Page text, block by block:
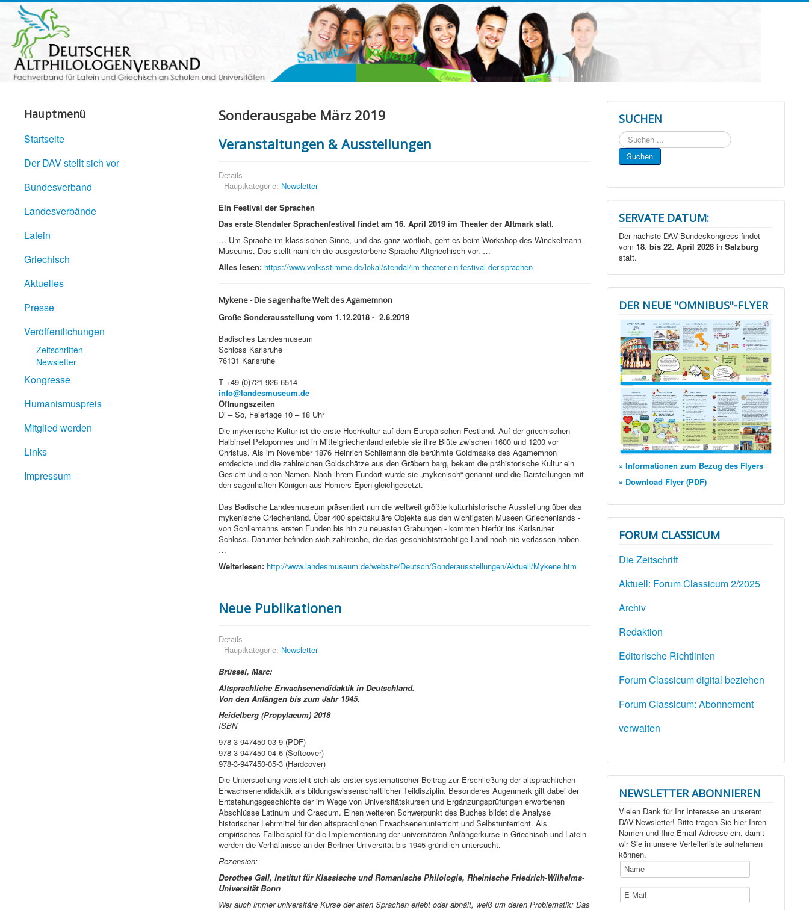
Hauptmenü
Startseite
Der DAV stellt sich vor
Bundesverband
Landesverbände
Latein
Griechisch
Aktuelles
Presse
Veröffentlichungen
Zeitschriften
Newsletter
Kongresse
Humanismuspreis
Mitglied werden
Links
Impressum
Sonderausgabe März 2019
Veranstaltungen & Ausstellungen
Details
Hauptkategorie: Newsletter
Ein Festival der Sprachen
Das erste Stendaler Sprachenfestival findet am 16. April 2019 im Theater der Altmark statt.
… Um Sprache im klassischen Sinne, und das ganz wörtlich, geht es beim Workshop des Winckelmann-
Museums. Das stellt nämlich die ausgestorbene Sprache Altgriechisch vor. …
Alles lesen: https://www.volksstimme.de/lokal/stendal/im-theater-ein-festival-der-sprachen
Mykene -Die sagenhafte Welt des Agamemnon
Große Sonderausstellung vom 1.12.2018 - 2.6.2019
Badisches Landesmuseum
Schloss Karlsruhe
76131 Karlsruhe
T +49 (0)721 926-6514
info@landesmuseum.de
Öffnungszeiten
Di – So, Feiertage 10 – 18 Uhr
Die mykenische Kultur ist die erste Hochkultur auf dem Europäischen Festland. Auf der griechischen
Halbinsel Peloponnes und in Mittelgriechenland erlebte sie ihre Blüte zwischen 1600 und 1200 vor
Christus. Als im November 1876 Heinrich Schliemann die berühmte Goldmaske des Agamemnon
entdeckte und die zahlreichen Goldschätze aus den Gräbern barg, bekam die prähistorische Kultur ein
Gesicht und einen Namen. Nach ihrem Fundort wurde sie „mykenisch“ genannt und die Darstellungen mit
den sagenhaften Königen aus Homers Epen gleichgesetzt.
Das Badische Landesmuseum präsentiert nun die weltweit größte kulturhistorische Ausstellung über das
mykenische Griechenland. Über 400 spektakuläre Objekte aus den wichtigsten Museen Griechenlands -
von Schliemanns ersten Funden bis hin zu neuesten Grabungen - kommen hierfür ins Karlsruher
Schloss. Darunter befinden sich zahlreiche, die das geschichtsträchtige Land noch nie verlassen haben.
…
Weiterlesen: http://www.landesmuseum.de/website/Deutsch/Sonderausstellungen/Aktuell/Mykene.htm
Neue Publikationen
Details
Hauptkategorie: Newsletter
Brüssel, Marc:
Altsprachliche Erwachsenendidaktik in Deutschland.
Von den Anfängen bis zum Jahr 1945.
Heidelberg (Propylaeum) 2018
ISBN
978-3-947450-03-9 (PDF)
978-3-947450-04-6 (Softcover)
978-3-947450-05-3 (Hardcover)
Die Untersuchung versteht sich als erster systematischer Beitrag zur Erschließung der altsprachlichen
Erwachsenendidaktik als bildungswissenschaftlicher Teildisziplin. Besonderes Augenmerk gilt dabei der
Entstehungsgeschichte der im Wege von Universitätskursen und Ergänzungsprüfungen erworbenen
Abschlüsse Latinum und Graecum. Einen weiteren Schwerpunkt des Buches bildet die Analyse
historischer Lehrmittel für den altsprachlichen Erwachsenenunterricht und Selbstunterricht. Als
empirisches Fallbeispiel für die Implementierung der universitären Anfängerkurse in Griechisch und Latein
werden die Verhältnisse an der Berliner Universität bis 1945 gründlich untersucht.
Rezension:
Dorothee Gall, Institut für Klassische und Romanische Philologie, Rheinische Friedrich-Wilhelms-
Universität Bonn
Wer auch immer universitäre Kurse der alten Sprachen erlebt oder abhält, weiß um deren Problematik: Das
SUCHEN
Suchen
...
Suchen
SERVATE DATUM:
Der nächste DAV-Bundeskongress findet
vom18. bis 22. April 2028 inSalzburg
statt.
DER NEUE "OMNIBUS"-FLYER
» Informationen zum Bezug des Flyers
» Download Flyer (PDF)
FORUM CLASSICUM
Die Zeitschrift
Aktuell: Forum Classicum 2/2025
Archiv
Redaktion
Editorische Richtlinien
Forum Classicum digital beziehen
Forum Classicum: Abonnement
verwalten
NEWSLETTER ABONNIEREN
Vielen Dank für Ihr Interesse an unserem
DAV-Newsletter! Bitte tragen Sie hier Ihren
Namen und Ihre Email-Adresse ein, damit
wir Sie in unsere Verteilerliste aufnehmen
können.